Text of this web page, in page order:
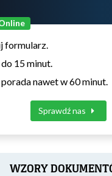
formularz.
15 minut.
nawet w 60 minut.
Sprawdź nas
WZORY